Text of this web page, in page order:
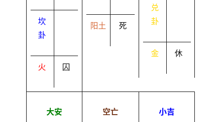
坎
卦
火 囚
阳土 死
兑
卦
金 休
大安 空亡 小吉